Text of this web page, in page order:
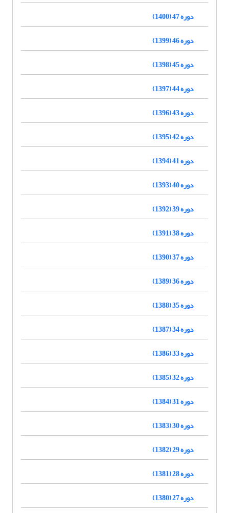
دوره 47 (1400)
دوره 46 (1399)
دوره 45 (1398)
دوره 44 (1397)
دوره 43 (1396)
دوره 42 (1395)
دوره 41 (1394)
دوره 40 (1393)
دوره 39 (1392)
دوره 38 (1391)
دوره 37 (1390)
دوره 36 (1389)
دوره 35 (1388)
دوره 34 (1387)
دوره 33 (1386)
دوره 32 (1385)
دوره 31 (1384)
دوره 30 (1383)
دوره 29 (1382)
دوره 28 (1381)
دوره 27 (1380)